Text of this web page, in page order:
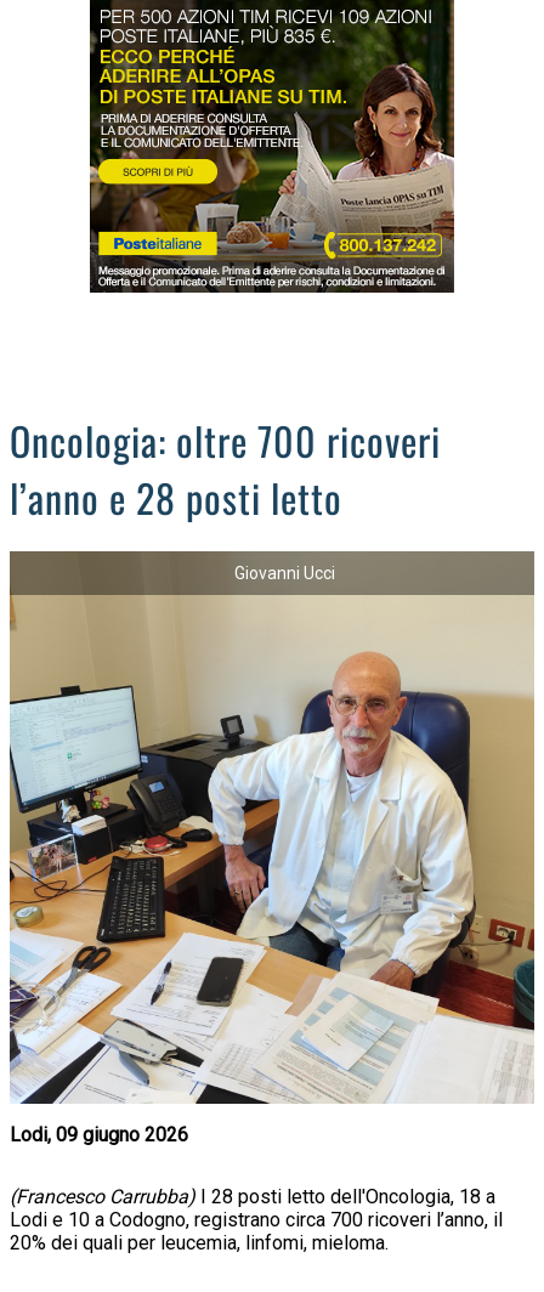
OROSCOPO
LA PIAZZA
ANIMALI
OCCHIO ALLA TRUFFA
NECROLOGI
Oncologia: oltre 700 ricoveri
l’anno e 28 posti letto
Giovanni Ucci
Lodi, 09 giugno 2026
(Francesco Carrubba) I 28 posti letto dell'Oncologia, 18 a
Lodi e 10 a Codogno, registrano circa 700 ricoveri l’anno, il
20% dei quali per leucemia, linfomi, mieloma.